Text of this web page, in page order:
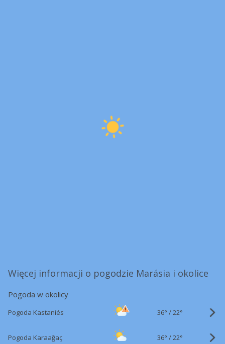
Więcej informacji o pogodzie Marásia i okolice
Pogoda w okolicy
Pogoda Kastaniés 36° /22°
Pogoda Karaağaç 36° /22°